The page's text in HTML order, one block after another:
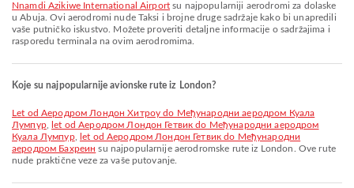
Nnamdi Azikiwe International Airport su najpopularniji aerodromi za dolaske
u Abuja. Ovi aerodromi nude Taksi i brojne druge sadržaje kako bi unapredili
vaše putničko iskustvo. Možete proveriti detaljne informacije o sadržajima i
rasporedu terminala na ovim aerodromima.
Koje su najpopularnije avionske rute iz London?
let od Аеродром Лондон Хитроу do Међународни аеродром Куала
Лумпур,
let od Аеродром Лондон Гетвик do Међународни аеродром
Куала Лумпур,
let od Аеродром Лондон Гетвик do Међународни
аеродром Бахреин su najpopularnije aerodromske rute iz London. Ove rute
nude praktične veze za vaše putovanje.